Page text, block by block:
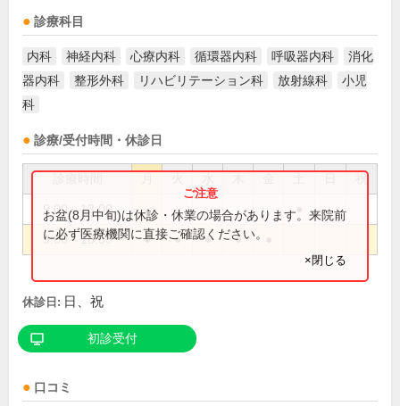
診療科目
内科 神経内科 心療内科 循環器内科 呼吸器内科
消化
器内科
整形外科 リハビリテーション科 放射線科
小児
科
診療/受付時間・休診日
祝
9:00～13:00
9:00～18:00 ● ● ● ●
お盆(8月中旬)は休診・休業の場合があります。来院前
に必ず医療機関に直接ご確認ください。
×閉じる
休診日: 日、祝
初診受付
口コミ